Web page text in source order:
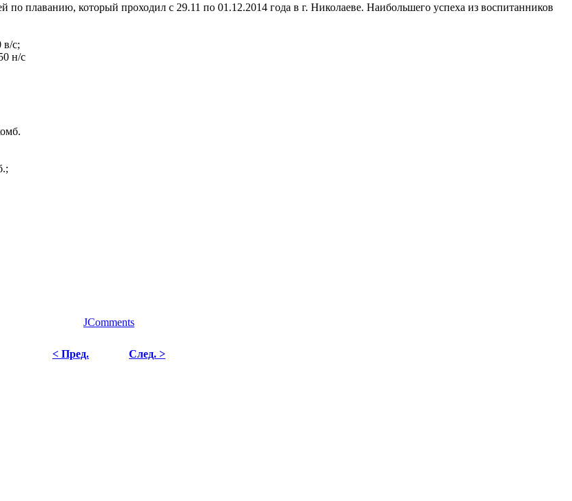
плаванию, который проходил с 29.11 по 01.12.2014 года в г. Николаеве. Наибольшего успеха из воспитанников
в/с;
н/с
JComments
< Пред.
След. >